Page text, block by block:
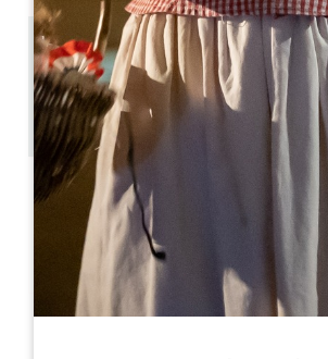
6.2 km
45min
15
GPS-code kopiëren